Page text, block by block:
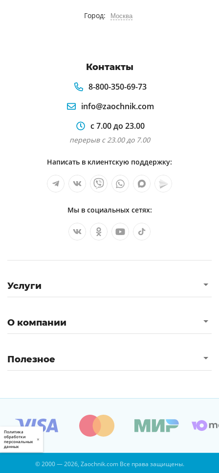
Город: Москва
Контакты
8-800-350-69-73
info@zaochnik.com
с 7.00 до 23.00
перерыв с 23.00 до 7.00
Написать в клиентскую поддержку:
Мы в социальных сетях:
Услуги
О компании
Полезное
© 2000 — 2026, Zaochnik.com Все права защищены.
Политика
обработки
персональных
данных
×